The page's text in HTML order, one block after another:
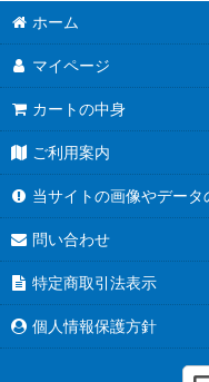
ホーム
マイページ
カートの中身
ご利用案内
当サイトの画像やデータ
問い合わせ
特定商取引法表示
個人情報保護方針